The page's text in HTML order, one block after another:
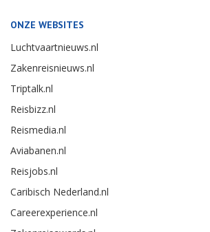
ONZE WEBSITES
Luchtvaartnieuws.nl
Zakenreisnieuws.nl
Triptalk.nl
Reisbizz.nl
Reismedia.nl
Aviabanen.nl
Reisjobs.nl
Caribisch Nederland.nl
Careerexperience.nl